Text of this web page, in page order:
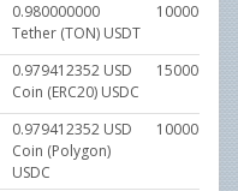
0.980000000
Tether (TON) USDT
0.979412352 USD
Coin (ERC20) USDC
0.979412352 USD
Coin (Polygon)
USDC